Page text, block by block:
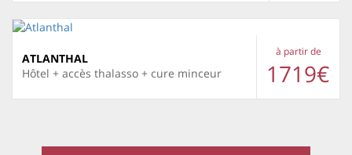
ATLANTHAL
Hôtel + accès thalasso + cure minceur
à partir de
1719€